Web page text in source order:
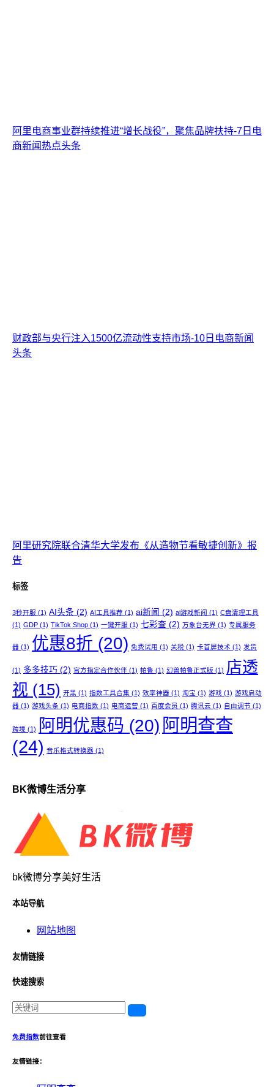
阿里电商事业群持续推进“增长战役”，聚焦品牌扶持-7日电
商新闻热点头条
财政部与央行注入1500亿流动性支持市场-10日电商新闻
头条
阿里研究院联合清华大学发布《从造物节看敏捷创新》报
告
标签
3秒开服 (1) AI头条 (2) AI工具推荐 (1) ai新闻 (2) ai游戏新闻 (1) C盘清理工具
(1) GDP (1) TikTok Shop (1) 一键开服 (1) 七彩查 (2) 万象台无界 (1) 专属服务
器 (1) 优惠8折 (20) 免费试用 (1) 关税 (1) 卡首屏技术 (1) 发货
(1) 多多技巧 (2) 官方指定合作伙伴 (1) 帕鲁 (1) 幻兽帕鲁正式版 (1) 店透
视 (15) 开黑 (1) 指数工具合集 (1) 效率神器 (1) 淘宝 (1) 游戏 (1) 游戏启动
器 (1) 游戏头条 (1) 电商指数 (1) 电商运营 (1) 百度会员 (1) 腾讯云 (1) 自由调节 (1)
跨境 (1) 阿明优惠码 (20) 阿明查查
(24) 音乐格式转换器 (1)
BK微博生活分享
bk微博分享美好生活
本站导航
网站地图
友情链接
快速搜索
免费指数前往查看
友情链接：